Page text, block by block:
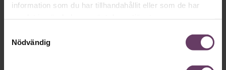
information som du har tillhandahållit eller som de har
Nödvändig
mejl från främlingar. Men studenten
Ben Horwitzpå
Harvard Business School kom på ett trick: Han skapade